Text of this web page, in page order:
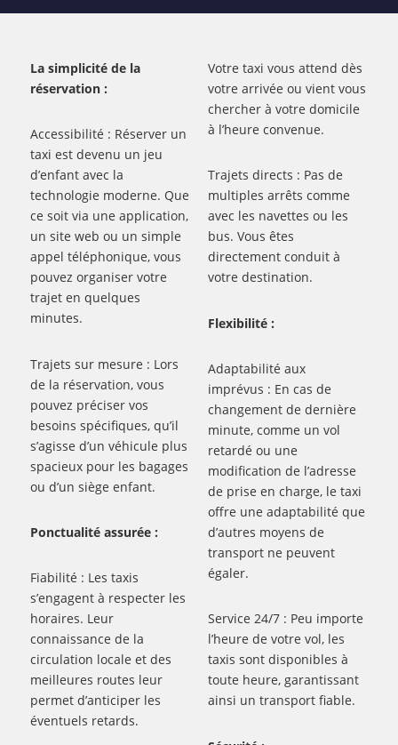
La simplicité de la
réservation :
Accessibilité : Réserver un
taxi est devenu un jeu
d’enfant avec la
technologie moderne. Que
ce soit via une application,
un site web ou un simple
appel téléphonique, vous
pouvez organiser votre
trajet en quelques
minutes.
Trajets sur mesure : Lors
de la réservation, vous
pouvez préciser vos
besoins spécifiques, qu’il
s’agisse d’un véhicule plus
spacieux pour les bagages
ou d’un siège enfant.
Ponctualité assurée :
Fiabilité : Les taxis
s’engagent à respecter les
horaires. Leur
connaissance de la
circulation locale et des
meilleures routes leur
permet d’anticiper les
éventuels retards.
Votre taxi vous attend dès
votre arrivée ou vient vous
chercher à votre domicile
à l’heure convenue.
Trajets directs : Pas de
multiples arrêts comme
avec les navettes ou les
bus. Vous êtes
directement conduit à
votre destination.
Flexibilité :
Adaptabilité aux
imprévus : En cas de
changement de dernière
minute, comme un vol
retardé ou une
modification de l’adresse
de prise en charge, le taxi
offre une adaptabilité que
d’autres moyens de
transport ne peuvent
égaler.
Service 24/7 : Peu importe
l’heure de votre vol, les
taxis sont disponibles à
toute heure, garantissant
ainsi un transport fiable.